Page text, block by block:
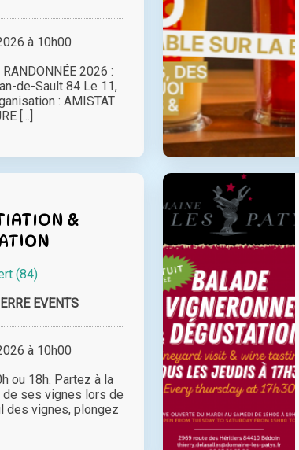
à 10h00
2026 :
de-Sault 84 Le 11,
: AMISTAT
[...]
&
(84)
EVENTS
à 10h00
ou 18h. Partez à la
ses vignes lors de
des vignes, plongez